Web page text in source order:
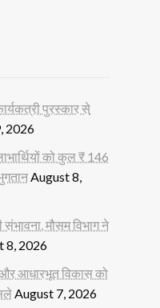
पुरस्कार से
2026
को कुल ₹ 146
August 8,
संभावना, मौसम विभाग ने
8, 2026
और आधारभूत विकास को
August 7, 2026